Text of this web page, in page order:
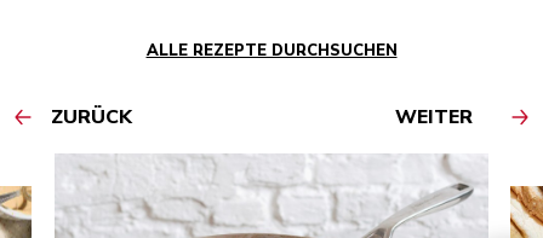
ALLE REZEPTE DURCHSUCHEN
ZURÜCK WEITER